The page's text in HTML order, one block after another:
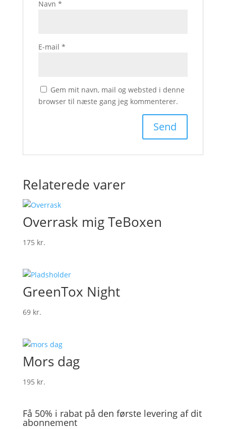
Navn *
E-mail *
Gem mit navn, mail og websted i denne
browser til næste gang jeg kommenterer.
Relaterede varer
Overrask mig TeBoxen
175 kr.
GreenTox Night
69 kr.
Mors dag
195 kr.
Få 50% i rabat på den første levering af dit
abonnement